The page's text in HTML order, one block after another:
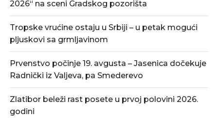
2026“ na sceni Gradskog pozorišta
Tropske vrućine ostaju u Srbiji – u petak mogući
pljuskovi sa grmljavinom
Prvenstvo počinje 19. avgusta – Jasenica dočekuje
Radnički iz Valjeva, pa Smederevo
Zlatibor beleži rast posete u prvoj polovini 2026.
godini